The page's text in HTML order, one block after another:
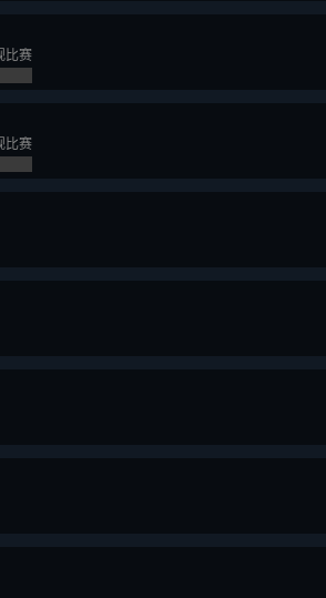
比赛
比赛